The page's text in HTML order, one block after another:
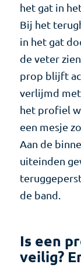
het gat in
Bij het
in het gat
de veter
prop blijft
verlijmd
het profiel
een mesje
Aan de
uiteinden
de band.
Is een
veilig?